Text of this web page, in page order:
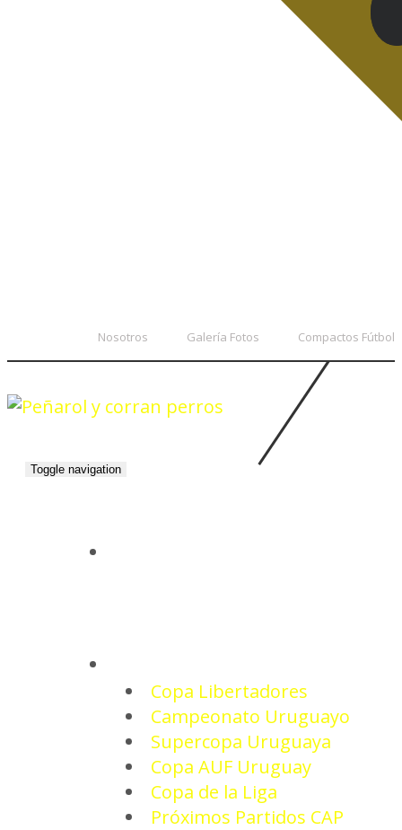
Nosotros Galería Fotos Compactos Fútbol
Toggle navigation
Copa Libertadores
Campeonato Uruguayo
Supercopa Uruguaya
Copa AUF Uruguay
Copa de la Liga
Próximos Partidos CAP